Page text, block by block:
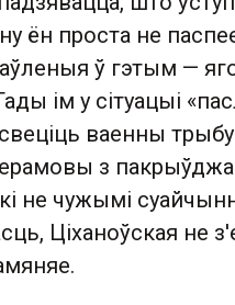
ён проста не
ў гэтым —
ім у сітуацыі
ваенны
з
не чужымі
Ціханоўская не